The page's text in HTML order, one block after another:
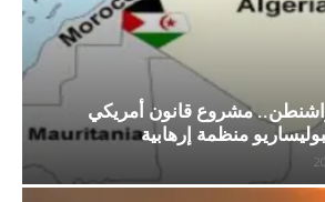
مشروع قانون أمريكي
منظمة إرهابية